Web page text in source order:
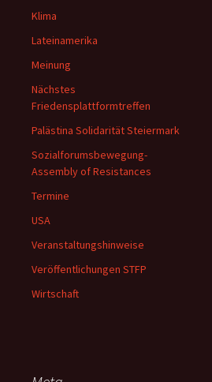
Klima
Lateinamerika
Meinung
Nächstes
Friedensplattformtreffen
Palästina Solidarität Steiermark
Sozialforumsbewegung-
Assembly of Resistances
Termine
USA
Veranstaltungshinweise
Veröffentlichungen STFP
Wirtschaft